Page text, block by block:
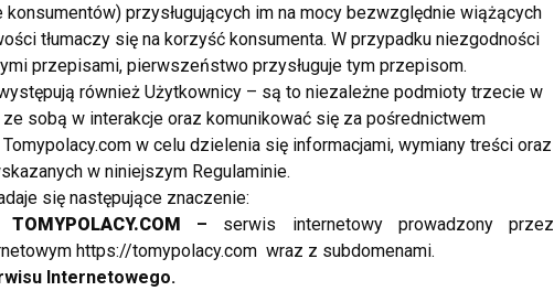
przysługujących im na mocy bezwzględnie wiążących
tłumaczy się na korzyść konsumenta. W przypadku niezgodności
przepisami, pierwszeństwo przysługuje tym przepisom.
również Użytkownicy – są to niezależne podmioty trzecie w
sobą w interakcje oraz komunikować się za pośrednictwem
w celu dzielenia się informacjami, wymiany treści oraz
w niniejszym Regulaminie.
się następujące znaczenie:
– serwis internetowy prowadzony przez
https://tomypolacy.com wraz z subdomenami.
Internetowego.